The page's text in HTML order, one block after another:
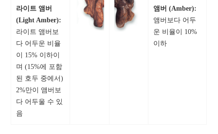
라이트 앰버
(Light Amber):
라이트 앰버보
다 어두운 비율
이 15% 이하이
며 (15%에 포함
된 호두 중에서)
2%만이 앰버보
다 어두울 수 있
음
앰버 (Amber):
앰버보다 어두
운 비율이 10%
이하